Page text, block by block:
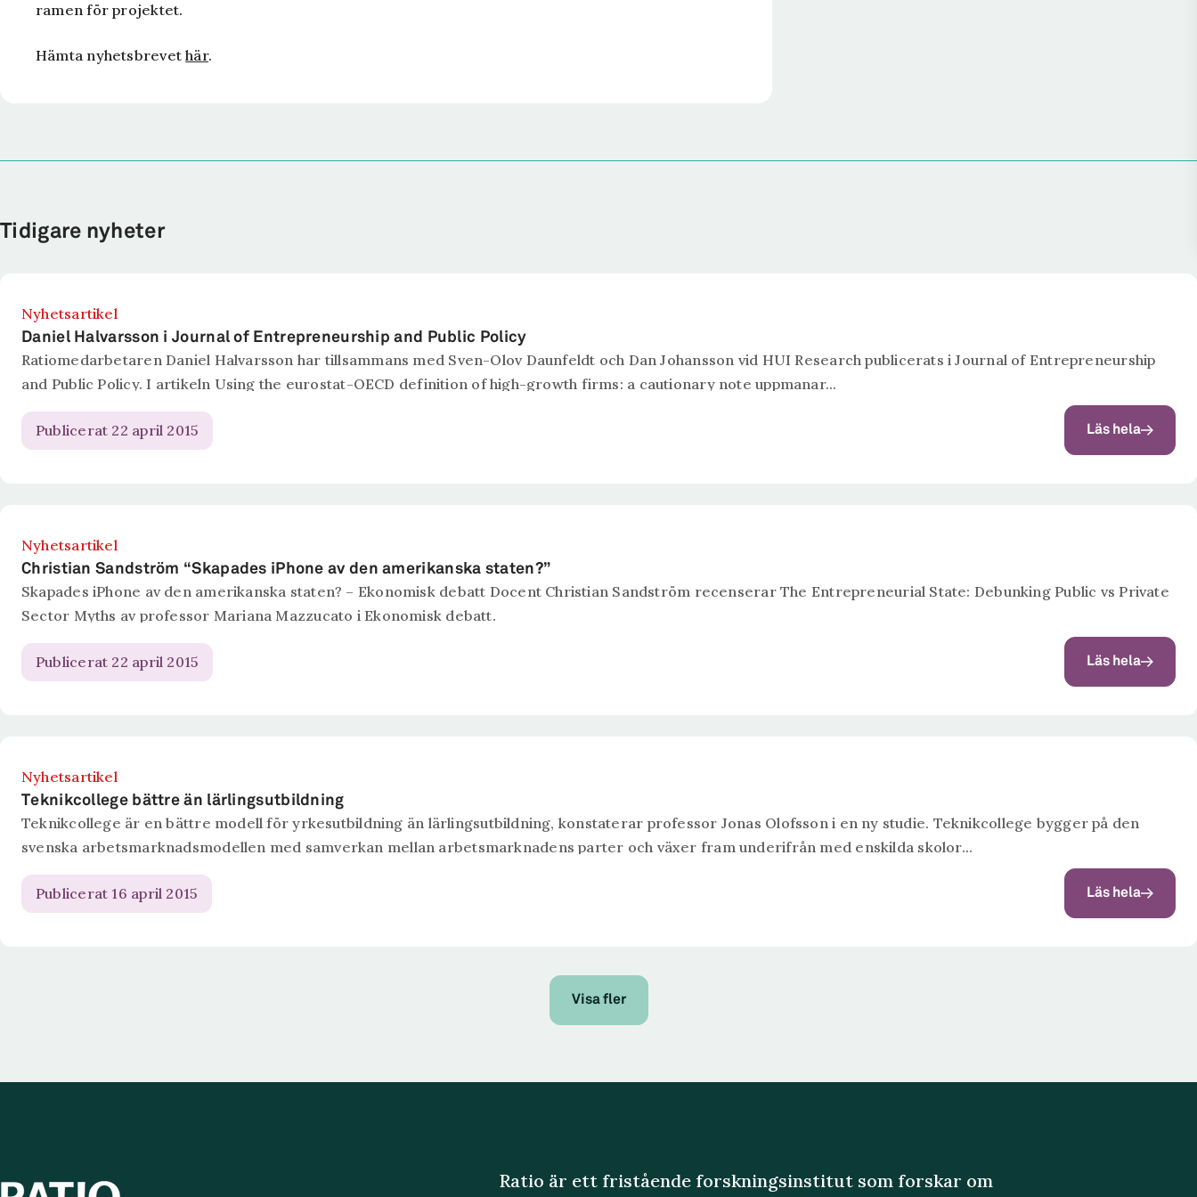
ramen för projektet.
Hämta nyhetsbrevethär.
Tidigare nyheter
Nyhetsartikel
Daniel Halvarsson i Journal of Entrepreneurship and Public Policy
Ratiomedarbetaren Daniel Halvarsson har tillsammans med Sven-Olov Daunfeldt och Dan Johansson vid HUI Research publicerats i Journal of Entrepreneurship
and Public Policy. I artikeln Using the eurostat-OECD definition of high-growth firms: a cautionary note uppmanar...
Publicerat 22 april 2015 Läs hela
Nyhetsartikel
Christian Sandström “Skapades iPhone av den amerikanska staten?”
Skapades iPhone av den amerikanska staten? – Ekonomisk debatt Docent Christian Sandström recenserar The Entrepreneurial State: Debunking Public vs Private
Sector Myths av professor Mariana Mazzucato i Ekonomisk debatt.
Publicerat 22 april 2015 Läs hela
Nyhetsartikel
Teknikcollege bättre än lärlingsutbildning
Teknikcollege är en bättre modell för yrkesutbildning än lärlingsutbildning, konstaterar professor Jonas Olofsson i en ny studie. Teknikcollege bygger på den
svenska arbetsmarknadsmodellen med samverkan mellan arbetsmarknadens parter och växer fram underifrån med enskilda skolor...
Publicerat 16 april 2015 Läs hela
Visa fler
Ratio är ett fristående forskningsinstitut som forskar om